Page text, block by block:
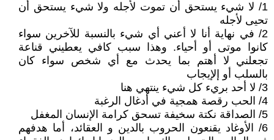
1/ لا شيء يستحق أن تموت لأجله ولا شيء يستحق أن
تحيى لأجله
2/ في نهاية أنا لا أعني أي شيء بالنسبة للآخرين سواء
كانوا موتى أو أحياء. وهذا سبب كافي يعطيني قناعة
تجعلني لا أهتم بما يحدث مع أي شخص سواء كان
بالسلب أو إلإيجاب
3/ لا أحد بريء كل شيء ينتهي هنا
4/ الحب رقصة همجية في أدغال الرغبة
5/ الصداقة نكتة سخيفة تسحق كرامة الإنسان المغفل
6/ الأوغاد يقنعون الحروب بالدين و العقائد، أما هدفهم